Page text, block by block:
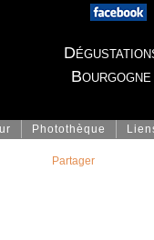
Bourgogne
Photothèque
Partager